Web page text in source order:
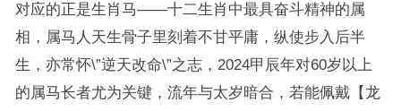
对应的正是生肖马——十二生肖中最具奋斗精神的属
相，属马人天生骨子里刻着不甘平庸，纵使步入后半
生，亦常怀\”逆天改命\”之志，2024甲辰年对60岁以上
的属马长者尤为关键，流年与太岁暗合，若能佩戴【龙